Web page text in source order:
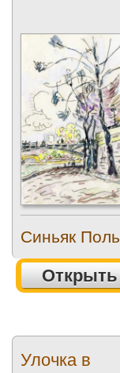
Синьяк Поль
Открыть
Улочка в